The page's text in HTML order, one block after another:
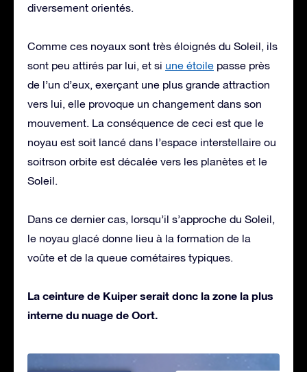
diversement orientés.
Comme ces noyaux sont très éloignés du Soleil, ils
sont peu attirés par lui, et si une étoile passe près
de l’un d’eux, exerçant une plus grande attraction
vers lui, elle provoque un changement dans son
mouvement. La conséquence de ceci est que le
noyau est soit lancé dans l’espace interstellaire ou
soitrson orbite est décalée vers les planètes et le
Soleil.
Dans ce dernier cas, lorsqu’il s’approche du Soleil,
le noyau glacé donne lieu à la formation de la
voûte et de la queue cométaires typiques.
La ceinture de Kuiper serait donc la zone la plus
interne du nuage de Oort.